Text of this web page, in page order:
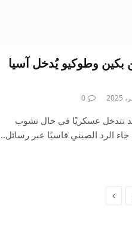
بكين وطوكيو يُدخل آسيا
0
قد تتدخل عسكريًا في حال نشوب
جاء الرد الصيني قاسيًا عبر
التالي